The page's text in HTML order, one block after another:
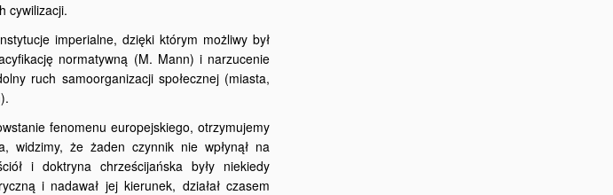
cywilizacji.
imperialne, dzięki którym możliwy był
normatywną (M. Mann) i narzucenie
ruch samoorganizacji społecznej (miasta,
fenomenu europejskiego, otrzymujemy
widzimy, że żaden czynnik nie wpłynął na
i doktryna chrześcijańska były niekiedy
i nadawał jej kierunek, działał czasem